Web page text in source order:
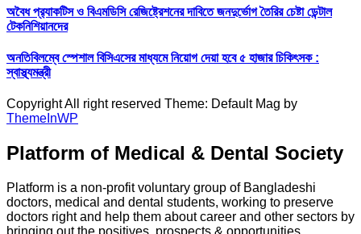
অবৈধ প্র‍্যাকটিস ও বিএমডিসি রেজিষ্ট্রেশনের দাবিতে জনদুর্ভোগ তৈরির চেষ্টা ডেন্টাল
টেকনিশিয়ানদের
অনতিবিলম্বে স্পেশাল বিসিএসের মাধ্যমে নিয়োগ দেয়া হবে ৫ হাজার চিকিৎসক :
স্বাস্থ্যমন্ত্রী
Copyright All right reserved Theme: Default Mag by
ThemeInWP
Platform of Medical & Dental Society
Platform is a non-profit voluntary group of Bangladeshi
doctors, medical and dental students, working to preserve
doctors right and help them about career and other sectors by
bringing out the positives, prospects & opportunities